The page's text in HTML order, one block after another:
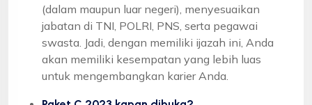
(dalam maupun luar negeri), menyesuaikan
jabatan di TNI, POLRI, PNS, serta pegawai
swasta. Jadi, dengan memiliki ijazah ini, Anda
akan memiliki kesempatan yang lebih luas
untuk mengembangkan karier Anda.